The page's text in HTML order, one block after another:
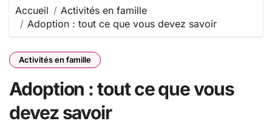
Accueil
Activités en famille
Adoption : tout ce que vous devez savoir
Activités en famille
Adoption : tout ce que vous
devez savoir